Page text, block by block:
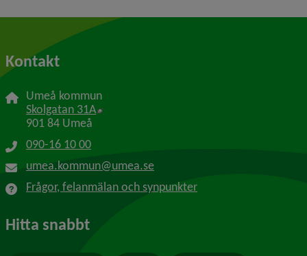
Kontakt
Umeå kommun
Skolgatan 31A Länk till annan webbplats, öppnas i nytt
901 84 Umeå
090-16 10 00
umea.kommun@umea.se
Frågor, felanmälan och synpunkter
Hitta snabbt